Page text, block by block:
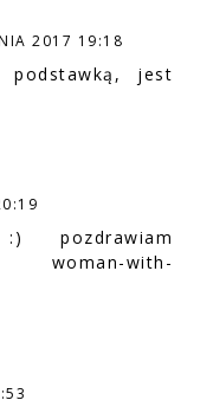
2017 19:18
podstawką, jest
pozdrawiam
with-